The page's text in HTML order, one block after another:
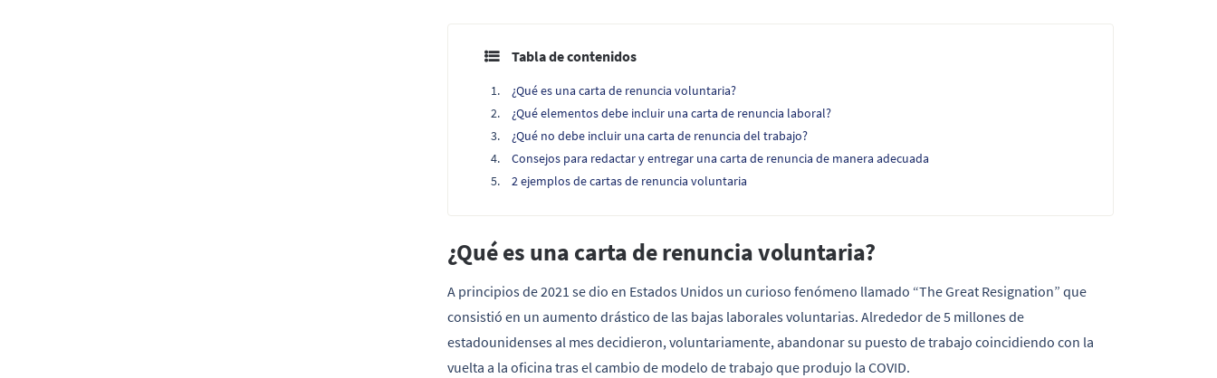
Tabla de contenidos
¿Qué es una carta de renuncia voluntaria?
¿Qué elementos debe incluir una carta de renuncia laboral?
¿Qué no debe incluir una carta de renuncia del trabajo?
Consejos para redactar y entregar una carta de renuncia de manera adecuada
2 ejemplos de cartas de renuncia voluntaria
¿Qué es una carta de renuncia voluntaria?
A principios de 2021 se dio en Estados Unidos un curioso fenómeno llamado “The Great Resignation” que
consistió en un aumento drástico de las bajas laborales voluntarias. Alrededor de 5 millones de
estadounidenses al mes decidieron, voluntariamente, abandonar su puesto de trabajo coincidiendo con la
vuelta a la oficina tras el cambio de modelo de trabajo que produjo la COVID.